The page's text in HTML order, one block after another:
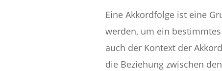
Eine Akkordfolge ist eine
werden, um ein
auch der Kontext der
die Beziehung zwischen